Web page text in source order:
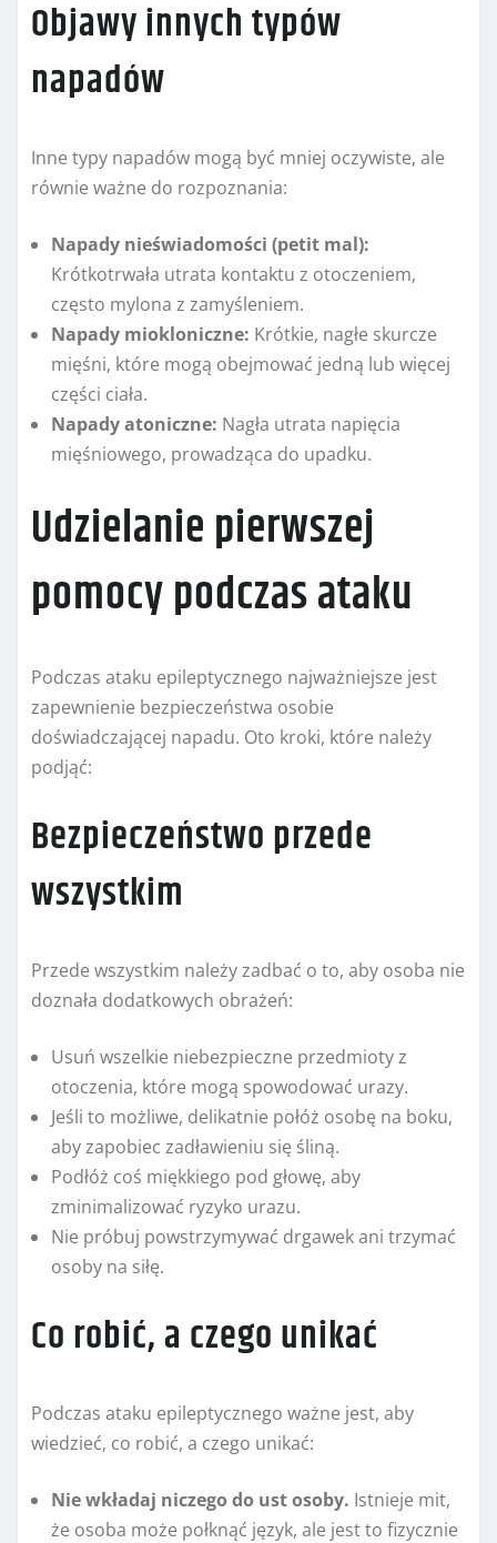
Objawy innych typów
napadów
Inne typy napadów mogą być mniej oczywiste, ale
równie ważne do rozpoznania:
Napady nieświadomości (petit mal):
Krótkotrwała utrata kontaktu z otoczeniem,
często mylona z zamyśleniem.
Napady miokloniczne: Krótkie, nagłe skurcze
mięśni, które mogą obejmować jedną lub więcej
części ciała.
Napady atoniczne: Nagła utrata napięcia
mięśniowego, prowadząca do upadku.
Udzielanie pierwszej
pomocy podczas ataku
Podczas ataku epileptycznego najważniejsze jest
zapewnienie bezpieczeństwa osobie
doświadczającej napadu. Oto kroki, które należy
podjąć:
Bezpieczeństwo przede
wszystkim
Przede wszystkim należy zadbać o to, aby osoba nie
doznała dodatkowych obrażeń:
Usuń wszelkie niebezpieczne przedmioty z
otoczenia, które mogą spowodować urazy.
Jeśli to możliwe, delikatnie połóż osobę na boku,
aby zapobiec zadławieniu się śliną.
Podłóż coś miękkiego pod głowę, aby
zminimalizować ryzyko urazu.
Nie próbuj powstrzymywać drgawek ani trzymać
osoby na siłę.
Co robić, a czego unikać
Podczas ataku epileptycznego ważne jest, aby
wiedzieć, co robić, a czego unikać:
Nie wkładaj niczego do ust osoby. Istnieje mit,
że osoba może połknąć język, ale jest to fizycznie